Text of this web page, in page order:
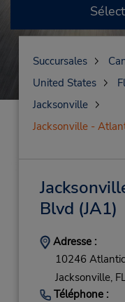
Succursales
United States
Jacksonville
Jacksonville -
Blvd (JA1)
Adresse :
10246
Jacksonville,
Téléphone :